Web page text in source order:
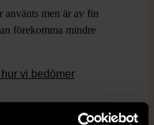
använts men är av fin
förekomma mindre
hur vi bedömer
Diameter: 10,5 cm